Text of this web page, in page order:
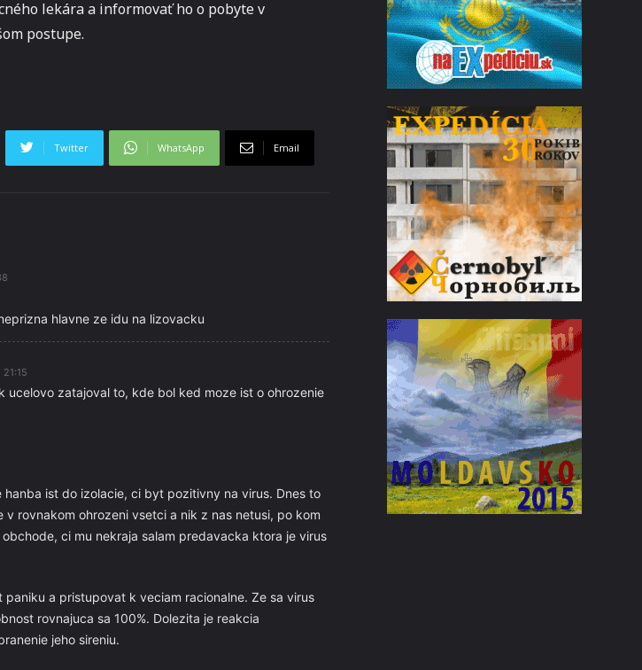
lekára a informovať ho o pobyte v
postupe.
Twitter WhatsApp Email
hlavne ze idu na lizovacku
ucelovo zatajoval to, kde bol ked moze ist o ohrozenie
hanba ist do izolacie, ci byt pozitivny na virus. Dnes to
v rovnakom ohrozeni vsetci a nik z nas netusi, po kom
ci mu nekraja salam predavacka ktora je virus
a pristupovat k veciam racionalne. Ze sa virus
rovnajuca sa 100%. Dolezita je reakcia
jeho sireniu.